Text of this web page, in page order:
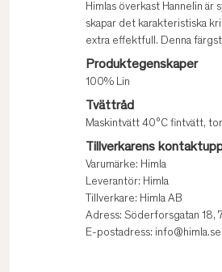
Himlas överkast Hannelin
skapar det karakteristiska
extra effektfull. Denna
Produktegenskaper
100% Lin
Tvättråd
Maskintvätt 40°C fintvätt,
Tillverkarens
Varumärke: Himla
Leverantör: Himla
Tillverkare: Himla AB
Adress: Söderforsgatan 18,
E-postadress: info@himla.se